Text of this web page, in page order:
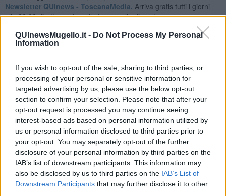
QUInewsMugello.it - Do Not Process My Personal
Information
If you wish to opt-out of the sale, sharing to third parties, or
processing of your personal or sensitive information for
targeted advertising by us, please use the below opt-out
section to confirm your selection. Please note that after your
opt-out request is processed you may continue seeing
interest-based ads based on personal information utilized by
us or personal information disclosed to third parties prior to
your opt-out. You may separately opt-out of the further
disclosure of your personal information by third parties on the
IAB’s list of downstream participants. This information may
also be disclosed by us to third parties on the IAB’s List of
Downstream Participants that may further disclose it to other
Newsletter QUInews - ToscanaMedia. Arriva gratis tutti i giorni
alle 20:00 direttamente nella tua casella di posta.
Basta cliccareQUI
Ti potrebbe interessare anche:
Articoli dal Blog “Vignaioli e vini” di Nadio Stronchi
​Che “Odissea sia”
Scuola di vita e creatività
​La volontà di essere “primi”
Norme viticole e enologiche che miglioreranno la qualità
​I vini della Maremma si stanno arricchendo
Vino, il clima ci mette alle “corde”
Il terroir necessario per il vino del futuro
​Vino di uva di Malvasia Istriana: in Maremma usata poco
​Libreria antiquaria e il “vino scritto”
​Viticoltura e vini: il Manzoni che non ti aspetti
​Vin Santo e passito, ma erano chiamati anche vini-liquore